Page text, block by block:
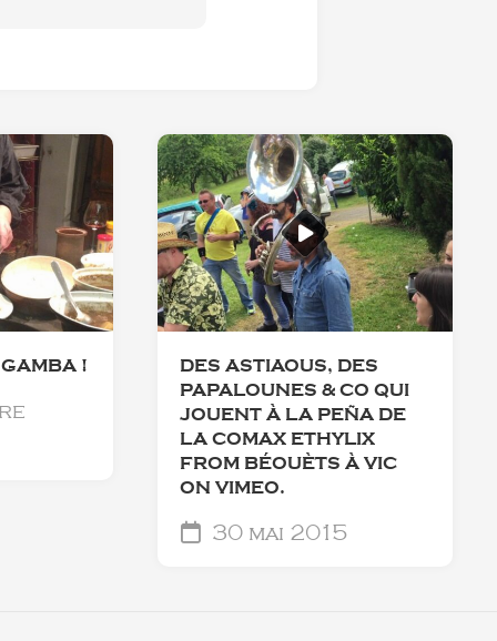
!
DES ASTIAOUS, DES
PAPALOUNES & CO QUI
JOUENT À LA PEÑA DE
LA COMAX ETHYLIX
FROM BÉOUÈTS À VIC
ON VIMEO.
30 mai 2015